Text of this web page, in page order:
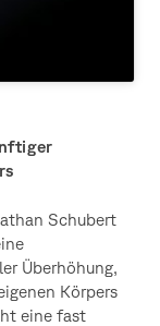
Schubert
Überhöhung,
Körpers
eine fast